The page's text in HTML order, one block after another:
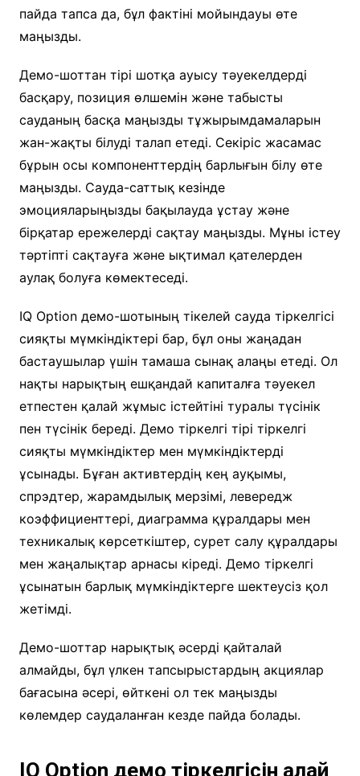
пайда тапса да, бұл фактіні мойындауы өте
маңызды.
Демо-шоттан тірі шотқа ауысу тәуекелдерді
басқару, позиция өлшемін және табысты
сауданың басқа маңызды тұжырымдамаларын
жан-жақты білуді талап етеді. Секіріс жасамас
бұрын осы компоненттердің барлығын білу өте
маңызды. Сауда-саттық кезінде
эмоцияларыңызды бақылауда ұстау және
бірқатар ережелерді сақтау маңызды. Мұны істеу
тәртіпті сақтауға және ықтимал қателерден
аулақ болуға көмектеседі.
IQ Option демо-шотының тікелей сауда тіркелгісі
сияқты мүмкіндіктері бар, бұл оны жаңадан
бастаушылар үшін тамаша сынақ алаңы етеді. Ол
нақты нарықтың ешқандай капиталға тәуекел
етпестен қалай жұмыс істейтіні туралы түсінік
пен түсінік береді. Демо тіркелгі тірі тіркелгі
сияқты мүмкіндіктер мен мүмкіндіктерді
ұсынады. Бұған активтердің кең ауқымы,
спрэдтер, жарамдылық мерзімі, левередж
коэффициенттері, диаграмма құралдары мен
техникалық көрсеткіштер, сурет салу құралдары
мен жаңалықтар арнасы кіреді. Демо тіркелгі
ұсынатын барлық мүмкіндіктерге шектеусіз қол
жетімді.
Демо-шоттар нарықтық әсерді қайталай
алмайды, бұл үлкен тапсырыстардың акциялар
бағасына әсері, өйткені ол тек маңызды
көлемдер саудаланған кезде пайда болады.
IQ Option демо тіркелгісін қалай